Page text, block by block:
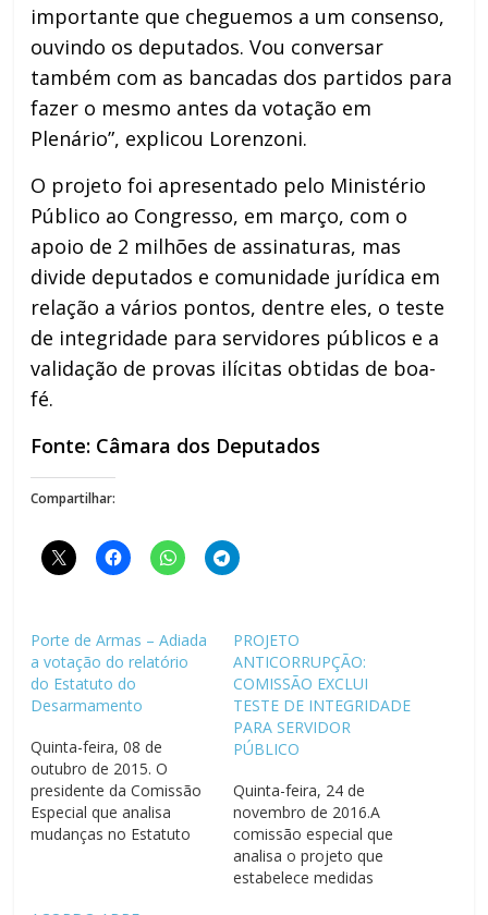
importante que cheguemos a um consenso,
ouvindo os deputados. Vou conversar
também com as bancadas dos partidos para
fazer o mesmo antes da votação em
Plenário”, explicou Lorenzoni.
O projeto foi apresentado pelo Ministério
Público ao Congresso, em março, com o
apoio de 2 milhões de assinaturas, mas
divide deputados e comunidade jurídica em
relação a vários pontos, dentre eles, o teste
de integridade para servidores públicos e a
validação de provas ilícitas obtidas de boa-
fé.
Fonte: Câmara dos Deputados
Compartilhar:
Porte de Armas – Adiada
a votação do relatório
do Estatuto do
Desarmamento
Quinta-feira, 08 de
outubro de 2015. O
presidente da Comissão
Especial que analisa
mudanças no Estatuto
PROJETO
ANTICORRUPÇÃO:
COMISSÃO EXCLUI
TESTE DE INTEGRIDADE
PARA SERVIDOR
PÚBLICO
Quinta-feira, 24 de
novembro de 2016.A
comissão especial que
analisa o projeto que
estabelece medidas